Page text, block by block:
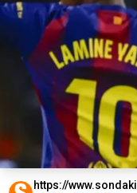
https://